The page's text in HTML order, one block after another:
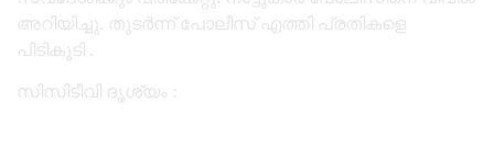
അറിയിച്ചു. തുടർന്ന് പോലീസ് എത്തി പ്രതികളെ
പിടികൂടി .
സിസിടീവി ദൃശ്യം :